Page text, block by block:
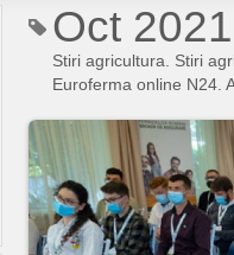
Oct 2021
Stiri agricultura. Stiri
Euroferma online N24.